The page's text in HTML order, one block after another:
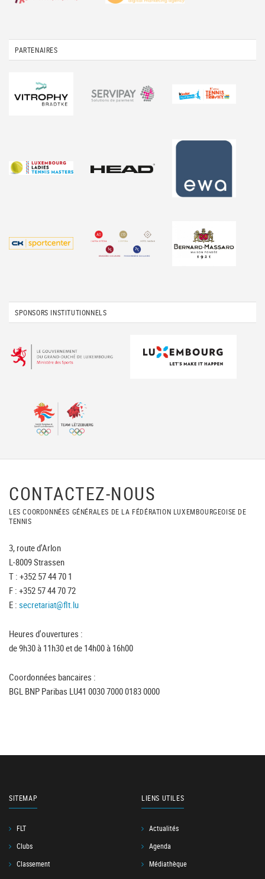
PARTENAIRES
SPONSORS INSTITUTIONNELS
CONTACTEZ-NOUS
LES COORDONNÉES GÉNÉRALES DE LA FÉDÉRATION LUXEMBOURGEOISE DE
TENNIS
3, route d'Arlon
L-8009 Strassen
T : +352 57 44 70 1
F : +352 57 44 70 72
E : secretariat@flt.lu
Heures d'ouvertures :
de 9h30 à 11h30 et de 14h00 à 16h00
Coordonnées bancaires :
BGL BNP Paribas LU41 0030 7000 0183 0000
SITEMAP
FLT
Clubs
Classement
LIENS UTILES
Actualités
Agenda
Médiathèque